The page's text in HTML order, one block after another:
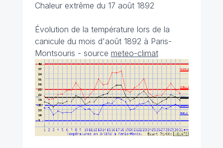
Chaleur extrême du 17 août 1892
Évolution de la température lors de la
canicule du mois d'août 1892 à Paris-
Montsouris - source meteo-climat